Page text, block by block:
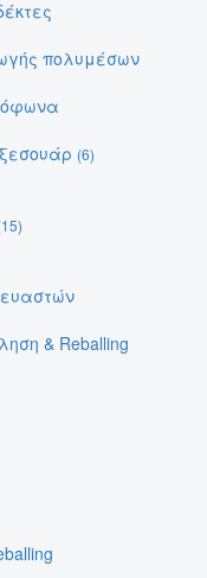
πολυμέσων
(6)
& Reballing